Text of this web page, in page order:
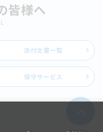
皆様へ
添付文書一覧
保守サービス